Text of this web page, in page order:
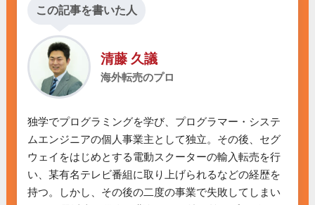
この記事を書いた人
清藤 久議
海外転売のプロ
独学でプログラミングを学び、プログラマー・システ
ムエンジニアの個人事業主として独立。その後、セグ
ウェイをはじめとする電動スクーターの輸入転売を行
い、某有名テレビ番組に取り上げられるなどの経歴を
持つ。しかし、その後の二度の事業で失敗してしまい